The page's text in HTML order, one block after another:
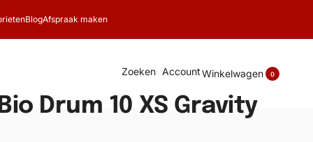
BlogAfspraak maken
Zoeken AccountWinkelwagen 0
Drum 10 XS Gravity